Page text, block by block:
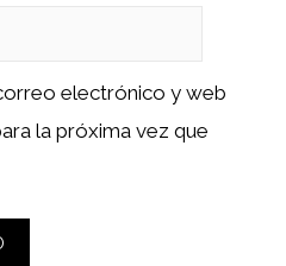
electrónico y web
la próxima vez que